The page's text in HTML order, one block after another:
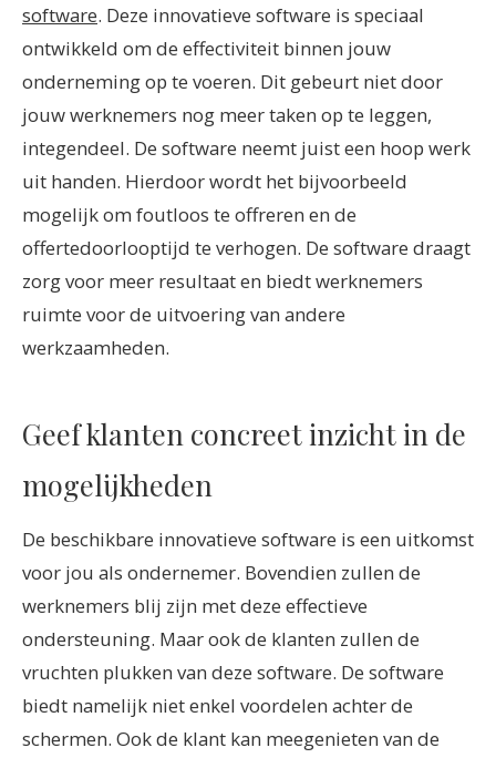
software. Deze innovatieve software is speciaal
ontwikkeld om de effectiviteit binnen jouw
onderneming op te voeren. Dit gebeurt niet door
jouw werknemers nog meer taken op te leggen,
integendeel. De software neemt juist een hoop werk
uit handen. Hierdoor wordt het bijvoorbeeld
mogelijk om foutloos te offreren en de
offertedoorlooptijd te verhogen. De software draagt
zorg voor meer resultaat en biedt werknemers
ruimte voor de uitvoering van andere
werkzaamheden.
Geef klanten concreet inzicht in de
mogelijkheden
De beschikbare innovatieve software is een uitkomst
voor jou als ondernemer. Bovendien zullen de
werknemers blij zijn met deze effectieve
ondersteuning. Maar ook de klanten zullen de
vruchten plukken van deze software. De software
biedt namelijk niet enkel voordelen achter de
schermen. Ook de klant kan meegenieten van de